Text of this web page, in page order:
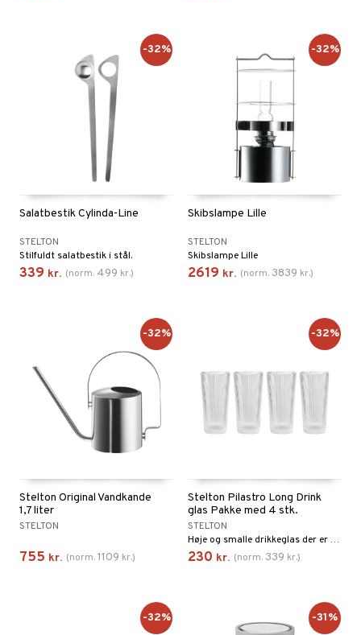
Salatbestik Cylinda-Line
STELTON
Stilfuldt salatbestik i stål.
339 kr. (norm. 499 kr.)
-32%
Skibslampe Lille
STELTON
Skibslampe Lille
2619 kr. (norm. 3839 kr.)
-32%
Stelton Original Vandkande
1,7 liter
STELTON
755 kr. (norm.1109 kr.)
-32%
Stelton Pilastro Long Drink
glas Pakke med 4 stk.
STELTON
Høje og smalle drikkeglas der er designet som et supplement til Pilastro-shakeren men som selvfølgelig også kan bruges som store vandglas, glas til iskaffe eller til varm kaffe og te.
230 kr. (norm. 339 kr.)
-32%
-32% -31%